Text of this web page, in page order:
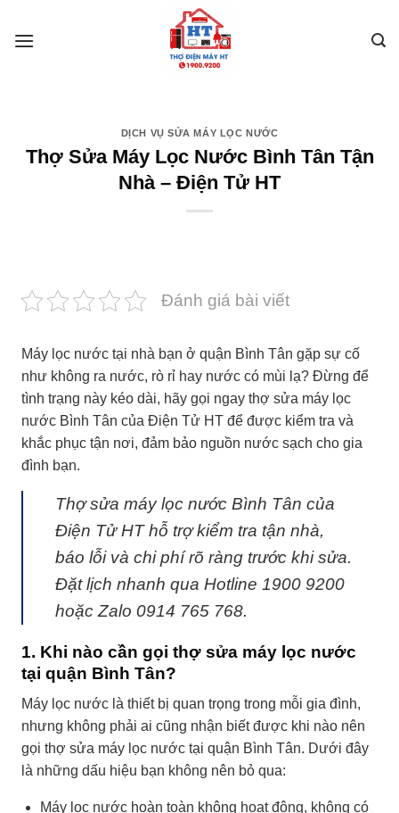
DỊCH VỤ SỬA MÁY LỌC NƯỚC
Thợ Sửa Máy Lọc Nước Bình Tân Tận
Nhà – Điện Tử HT
Đánh giá bài viết
Máy lọc nước tại nhà bạn ở quận Bình Tân gặp sự cố
như không ra nước, rò rỉ hay nước có mùi lạ? Đừng để
tình trạng này kéo dài, hãy gọi ngay thợ sửa máy lọc
nước Bình Tân của Điện Tử HT để được kiểm tra và
khắc phục tận nơi, đảm bảo nguồn nước sạch cho gia
đình bạn.
Thợ sửa máy lọc nước Bình Tân của
Điện Tử HT hỗ trợ kiểm tra tận nhà,
báo lỗi và chi phí rõ ràng trước khi sửa.
Đặt lịch nhanh qua Hotline 1900 9200
hoặc Zalo 0914 765 768.
1. Khi nào cần gọi thợ sửa máy lọc nước
tại quận Bình Tân?
Máy lọc nước là thiết bị quan trọng trong mỗi gia đình,
nhưng không phải ai cũng nhận biết được khi nào nên
gọi thợ sửa máy lọc nước tại quận Bình Tân. Dưới đây
là những dấu hiệu bạn không nên bỏ qua:
Máy lọc nước hoàn toàn không hoạt động, không có